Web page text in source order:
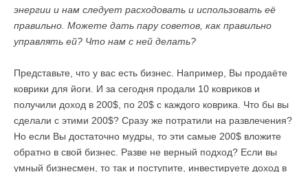
энергии и нам следует расходовать и использовать её
правильно. Можете дать пару советов, как правильно
управлять ей? Что нам с ней делать?
Представьте, что у вас есть бизнес. Например, Вы продаёте
коврики для йоги. И за сегодня продали 10 ковриков и
получили доход в 200$, по 20$ с каждого коврика. Что бы вы
сделали с этими 200$? Сразу же потратили на развлечения?
Но если Вы достаточно мудры, то эти самые 200$ вложите
обратно в свой бизнес. Разве не верный подход? Если вы
умный бизнесмен, то так и поступите, инвестируете доход в